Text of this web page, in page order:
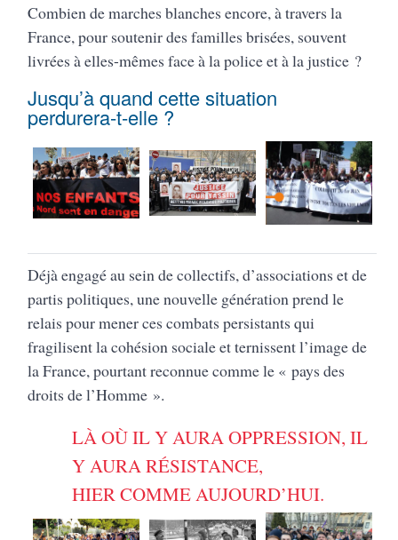
Combien de marches blanches encore, à travers la
France, pour soutenir des familles brisées, souvent
livrées à elles-mêmes face à la police et à la justice ?
Jusqu’à quand cette situation
perdurera-t-elle ?
Déjà engagé au sein de collectifs, d’associations et de
partis politiques, une nouvelle génération prend le
relais pour mener ces combats persistants qui
fragilisent la cohésion sociale et ternissent l’image de
la France, pourtant reconnue comme le « pays des
droits de l’Homme ».
LÀ OÙ IL Y AURA OPPRESSION, IL
Y AURA RÉSISTANCE,
HIER COMME AUJOURD’HUI.